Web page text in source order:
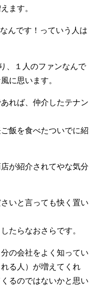
ます。
んです！っていう人は
、１人のファンなんで
に思います。
れば、仲介したテナン
飯を食べたついでに紹
が紹介されてやな気分
いと言っても快く置い
たらなおさらです。
の会社をよく知ってい
る人）が増えてくれ
るのではないかと思い